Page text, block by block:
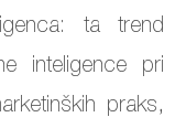
ta trend
inteligence pri
praks,